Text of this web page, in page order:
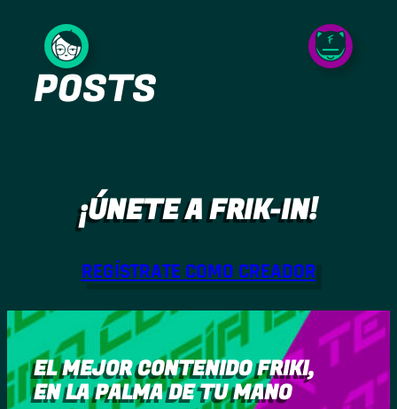
contenido
POSTS
¡ÚNETE A FRIK-IN!
REGÍSTRATE COMO CREADOR
EL MEJOR CONTENIDO FRIKI,
EN LA PALMA DE TU MANO